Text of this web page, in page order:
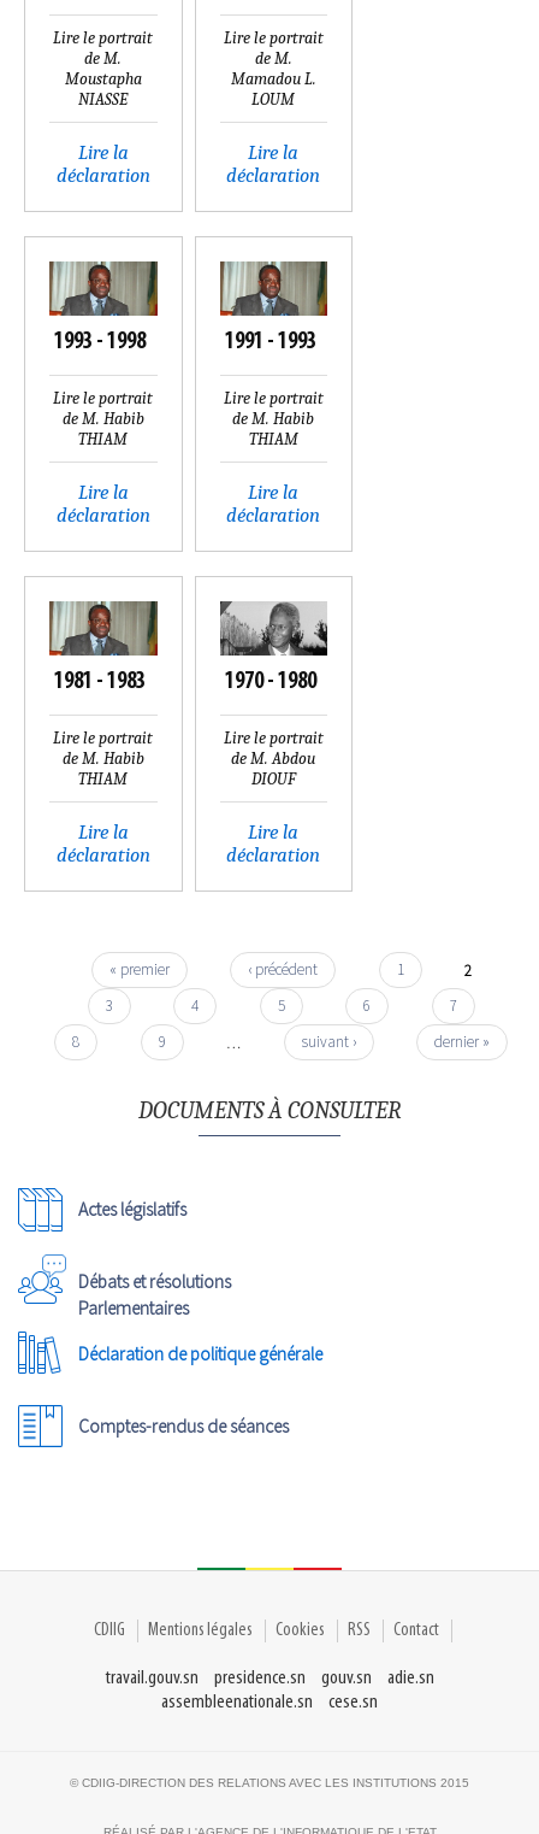
Lire le portrait
de M.
Moustapha
NIASSE
Lire la
déclaration
Lire le portrait
de M.
Mamadou L.
LOUM
Lire la
déclaration
1993 - 1998
Lire le portrait
de M. Habib
THIAM
Lire la
déclaration
1991 - 1993
Lire le portrait
de M. Habib
THIAM
Lire la
déclaration
1981 - 1983
Lire le portrait
de M. Habib
THIAM
Lire la
déclaration
1970 - 1980
Lire le portrait
de M. Abdou
DIOUF
Lire la
déclaration
« premier ‹ précédent 1
2
3
4 5 6
7
8
9 … suivant › dernier »
DOCUMENTS À CONSULTER
Actes législatifs
Débats et résolutions
Parlementaires
Déclaration de politique générale
Comptes-rendus de séances
CDIIG Mentions légales Cookies RSS Contact
travail.gouv.sn presidence.sn gouv.sn
adie.sn
assembleenationale.sn
cese.sn
© CDIIG-DIRECTION DES RELATIONS AVEC LES INSTITUTIONS 2015